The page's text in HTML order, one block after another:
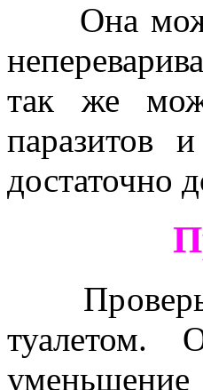
Она может
так же
паразитов
достаточно
туалетом.